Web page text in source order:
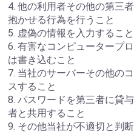
4. 他の利用者その他の第三
抱かせる行為を行うこと
5. 虚偽の情報を入力すること
6. 有害なコンピュータープ
は書き込むこと
7. 当社のサーバーその他の
スすること
8. パスワードを第三者に貸
者と共用すること
9. その他当社が不適切と判